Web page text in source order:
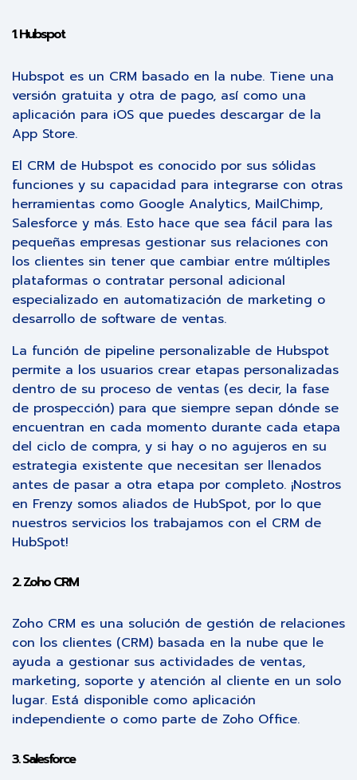
1. Hubspot
Hubspot es un CRM basado en la nube. Tiene una
versión gratuita y otra de pago, así como una
aplicación para iOS que puedes descargar de la
App Store.
El CRM de Hubspot es conocido por sus sólidas
funciones y su capacidad para integrarse con otras
herramientas como Google Analytics, MailChimp,
Salesforce y más. Esto hace que sea fácil para las
pequeñas empresas gestionar sus relaciones con
los clientes sin tener que cambiar entre múltiples
plataformas o contratar personal adicional
especializado en automatización de marketing o
desarrollo de software de ventas.
La función de pipeline personalizable de Hubspot
permite a los usuarios crear etapas personalizadas
dentro de su proceso de ventas (es decir, la fase
de prospección) para que siempre sepan dónde se
encuentran en cada momento durante cada etapa
del ciclo de compra, y si hay o no agujeros en su
estrategia existente que necesitan ser llenados
antes de pasar a otra etapa por completo. ¡Nostros
en Frenzy somos aliados de HubSpot, por lo que
nuestros servicios los trabajamos con el CRM de
HubSpot!
2.. Zoho CRM
Zoho CRM es una solución de gestión de relaciones
con los clientes (CRM) basada en la nube que le
ayuda a gestionar sus actividades de ventas,
marketing, soporte y atención al cliente en un solo
lugar. Está disponible como aplicación
independiente o como parte de Zoho Office.
3. Salesforce